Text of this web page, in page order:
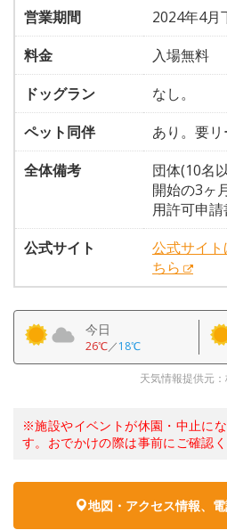
営業期間
2024年4月
料金
入場無料
ドッグラン
なし。
ペット同伴
あり。要リ
全体備考
団体(10名
開始の3ヶ
用許可申
公式サイト
公式サイ
ちら
今日
26℃／18℃
天気情報提供元
※施設やイベントが休園・中止に
す。おでかけの際は事前にご確認く
地図・アクセス情報、